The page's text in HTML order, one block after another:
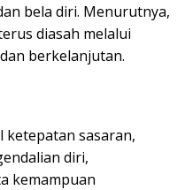
bela diri. Menurutnya,
diasah melalui
berkelanjutan.
ketepatan sasaran,
diri,
kemampuan